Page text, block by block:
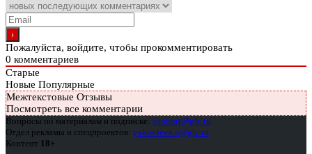
Пожалуйста, войдите, чтобы прокомментировать
0 комментариев
Старые
Новые Популярные
Межтекстовые Отзывы
Посмотреть все комментарии
Вопросы по материалам и подписке: support@glc.ru
Отдел рекламы и спецпроектов: yakovleva.a@glc.ru
Контент 18+